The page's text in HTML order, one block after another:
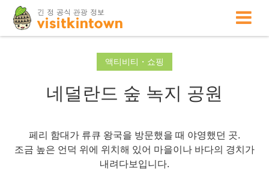
액티비티・쇼핑
네덜란드 숲 녹지 공원
페리 함대가 류큐 왕국을 방문했을 때 야영했던 곳.
조금 높은 언덕 위에 위치해 있어 마을이나 바다의 경치가
내려다보입니다.